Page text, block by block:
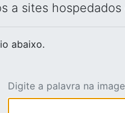
a sites hospedados
abaixo.
Digite a palavra na